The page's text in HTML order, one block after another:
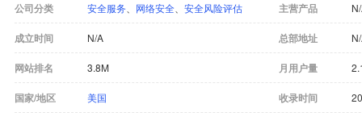
公司分类 安全服务 网络安全 安全风险评估 主营产品
成立时间 N/A 总部地址
网站排名 3.8M 月用户量
国家/地区 美国 收录时间